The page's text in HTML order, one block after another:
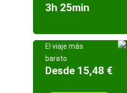
3h 25min
El viaje más
barato
Desde 15,48 €